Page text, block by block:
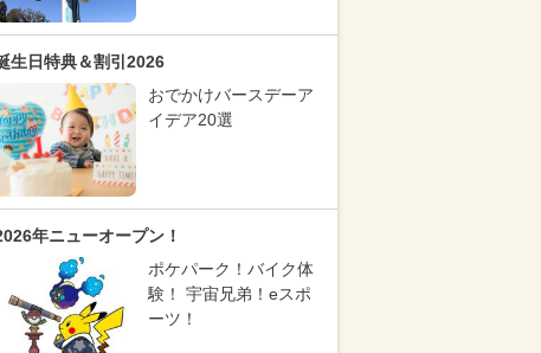
生日特典＆割引2026
おでかけバースデーア
イデア20選
年ニューオープン！
ポケパーク！バイク体
験！ 宇宙兄弟！eスポ
ーツ！